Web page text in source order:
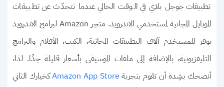
تطبيقات جوجل بلاي في الوقت الحالي عندما نتحدّث عن تطبيقات
الموبايل المجانية لمستخدمي الاندرويد. متجر Amazon لبرامج الاندرويد
يوفر للمستخدم آلاف التطبيقات المجانية، الكتب، الأفلام والبرامج
التليفزيونية، بالإضافة إلى ملفات الموسيقى بأسعار قليلة جدًا. لذا،
أنصحك بشِدة أن تقوم بتجربة Amazon App Storeكخيارك الثاني